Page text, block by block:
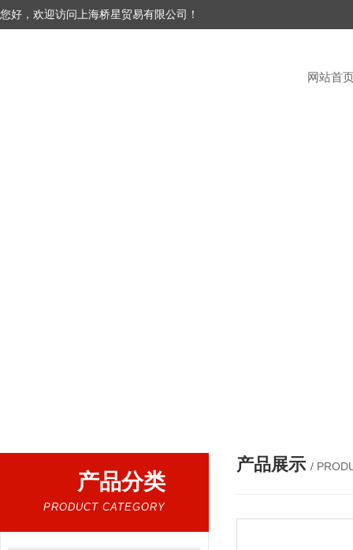
您好，欢迎访问上海桥星贸易有限公司！
网站首
产品分类
PRODUCT CATEGORY
产品展示 /